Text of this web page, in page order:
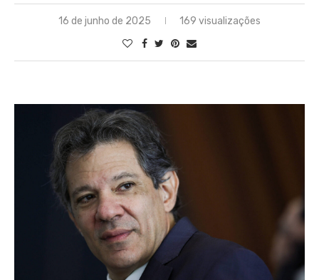
16 de junho de 2025 169 visualizações